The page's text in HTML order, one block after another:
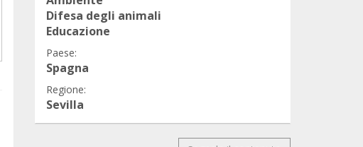
Difesa degli animali
Educazione
Paese:
Spagna
Regione:
Sevilla